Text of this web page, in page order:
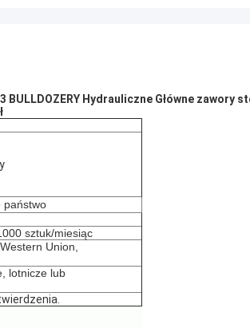
Hydrauliczne Główne zawory
państwo
sztuk/miesiąc
Union,
lotnicze lub